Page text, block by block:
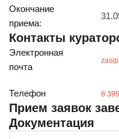
ул. Рабочая, 22
тел.: + 7 (3952) 792-193
office@enplus-td.ru
Режим работы (UTC+8)
с 8:00 до 17:15
Перерыв на обед с 12 до 13
И бесплатно
Окончание
приема:
Контакты
Электронная
почта
Телефон 8
Прием заявок
Документация